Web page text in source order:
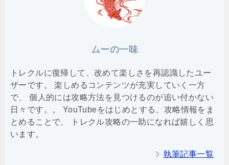
ムーの一味
トレクルに復帰して、改めて楽しさを再認識したユー
ザーです。 楽しめるコンテンツが充実していく一方
で、 個人的には攻略方法を見つけるのが追い付かない
日々です。。 YouTubeをはじめとする、攻略情報をま
とめることで、 トレクル攻略の一助になれば嬉しく思
います。
執筆記事一覧